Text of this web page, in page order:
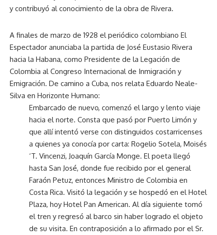
y contribuyó al conocimiento de la obra de Rivera.
A finales de marzo de 1928 el periódico colombiano El
Espectador anunciaba la partida de José Eustasio Rivera
hacia la Habana, como Presidente de la Legación de
Colombia al Congreso Internacional de Inmigración y
Emigración. De camino a Cuba, nos relata Eduardo Neale-
Silva en Horizonte Humano:
Embarcado de nuevo, comenzó el largo y lento viaje
hacia el norte. Consta que pasó por Puerto Limón y
que allí intentó verse con distinguidos costarricenses
a quienes ya conocía por carta: Rogelio Sotela, Moisés
‘T. Vincenzi, Joaquín García Monge. El poeta llegó
hasta San José, donde fue recibido por el general
Faraón Petuz, entonces Ministro de Colombia en
Costa Rica. Visitó la legación y se hospedó en el Hotel
Plaza, hoy Hotel Pan American. Al día siguiente tomó
el tren y regresó al barco sin haber logrado el objeto
de su visita. En contraposición a lo afirmado por el Sr.